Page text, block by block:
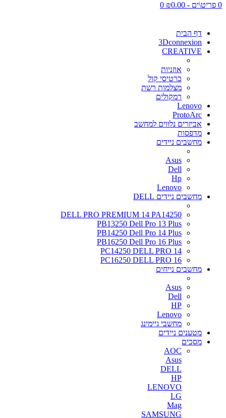
0 פריט\ים - ₪0.00 0
דף הבית
3Dconnexion
CREATIVE
אוזניות
כרטיסי קול
מצלמות רשת
רמקולים
Lenovo
ProtoArc
אביזרים נלווים למחשב
מדפסות
מחשבים ניידים
Asus
Dell
Hp
Lenovo
מחשבים ניידים DELL
DELL PRO PREMIUM 14 PA14250
PB13250 Dell Pro 13 Plus
PB14250 Dell Pro 14 Plus
PB16250 Dell Pro 16 Plus
PC14250 DELL PRO 14
PC16250 DELL PRO 16
מחשבים נייחים
Asus
Dell
HP
Lenovo
מחשבי גיימינג
מטענים ניידים
מסכים
AOC
Asus
DELL
HP
LENOVO
LG
Mag
SAMSUNG